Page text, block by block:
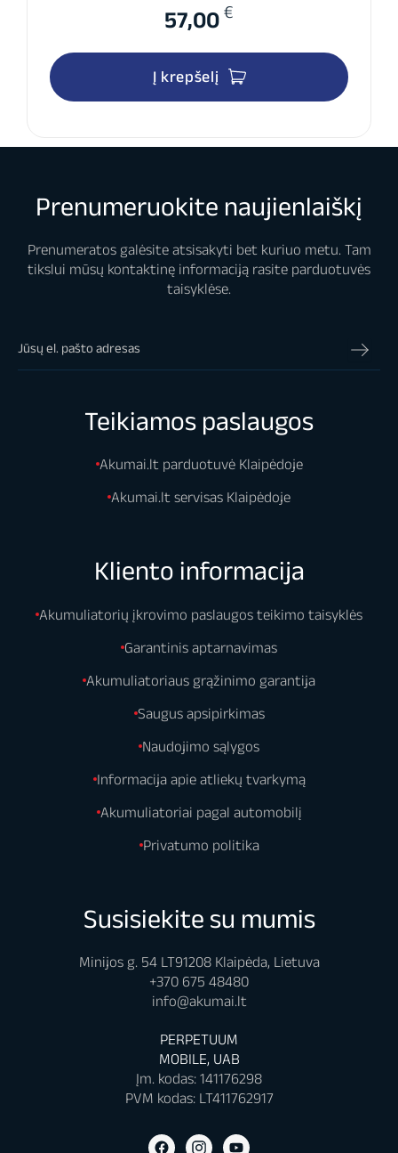
57,00 €
Į krepšelį
Prenumeruokite naujienlaiškį
Prenumeratos galėsite atsisakyti bet kuriuo metu. Tam
tikslui mūsų kontaktinę informaciją rasite parduotuvės
taisyklėse.
Teikiamos paslaugos
Akumai.lt parduotuvė Klaipėdoje
Akumai.lt servisas Klaipėdoje
Kliento informacija
Akumuliatorių įkrovimo paslaugos teikimo taisyklės
Garantinis aptarnavimas
Akumuliatoriaus grąžinimo garantija
Saugus apsipirkimas
Naudojimo sąlygos
Informacija apie atliekų tvarkymą
Akumuliatoriai pagal automobilį
Privatumo politika
Susisiekite su mumis
Minijos g. 54 LT91208 Klaipėda, Lietuva
+370 675 48480
info@akumai.lt
PERPETUUM
MOBILE, UAB
Įm. kodas: 141176298
PVM kodas: LT411762917